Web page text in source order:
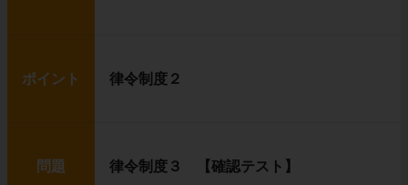
ポイント 律令制度２
問題 律令制度３ 【確認テスト】